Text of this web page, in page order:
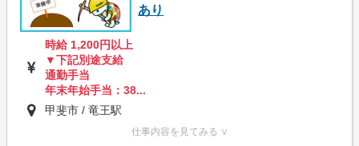
あり
時給 1,200円以上
▼下記別途支給
通勤手当
年末年始手当：38...
甲斐市 / 竜王駅
仕事内容を見てみる ∨